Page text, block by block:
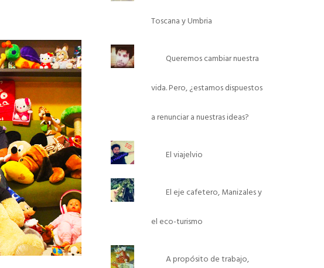
Toscana y Umbria
Queremos cambiar nuestra
vida. Pero, ¿estamos dispuestos
a renunciar a nuestras ideas?
El viajelvio
El eje cafetero, Manizales y
el eco-turismo
A propósito de trabajo,